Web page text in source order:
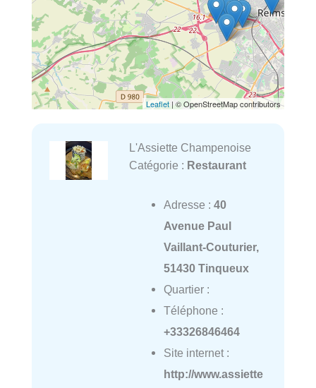
Leaflet | © OpenStreetMap contributors
L'Assiette Champenoise
Catégorie : Restaurant
Adresse : 40
Avenue Paul
Vaillant-Couturier,
51430 Tinqueux
Quartier :
Téléphone :
+33326846464
Site internet :
http://www.assiette